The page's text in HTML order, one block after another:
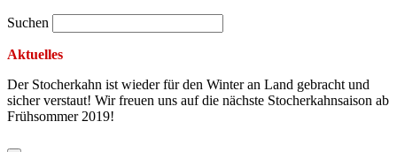
Suchen
Aktuelles
Der Stocherkahn ist wieder für den Winter an Land gebracht und
sicher verstaut! Wir freuen uns auf die nächste Stocherkahnsaison ab
Frühsommer 2019!